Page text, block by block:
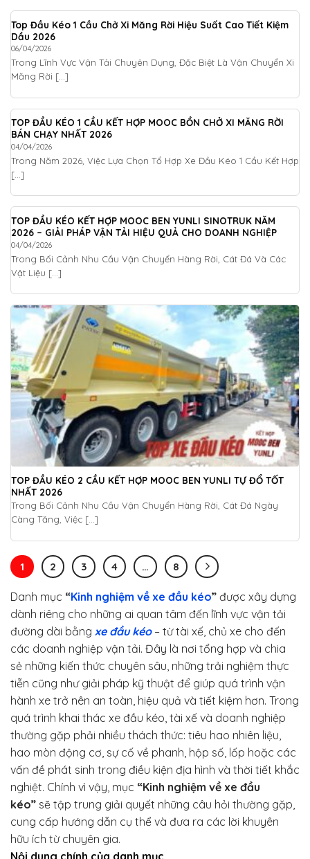
Top Đầu Kéo 1 Cầu Chở Xi Măng Rời Hiệu Suất Cao Tiết Kiệm
Dầu 2026
06/04/2026
Trong Lĩnh Vực Vận Tải Chuyên Dụng, Đặc Biệt Là Vận Chuyển Xi
Măng Rời [...]
TOP ĐẦU KÉO 1 CẦU KẾT HỢP MOOC BỒN CHỞ XI MĂNG RỜI
BÁN CHẠY NHẤT 2026
04/04/2026
Trong Năm 2026, Việc Lựa Chọn Tổ Hợp Xe Đầu Kéo 1 Cầu Kết Hợp
[...]
TOP ĐẦU KÉO KẾT HỢP MOOC BEN YUNLI SINOTRUK NĂM
2026 – GIẢI PHÁP VẬN TẢI HIỆU QUẢ CHO DOANH NGHIỆP
04/04/2026
Trong Bối Cảnh Nhu Cầu Vận Chuyển Hàng Rời, Cát Đá Và Các
Vật Liệu [...]
TOP ĐẦU KÉO 2 CẦU KẾT HỢP MOOC BEN YUNLI TỰ ĐỔ TỐT
NHẤT 2026
Trong Bối Cảnh Nhu Cầu Vận Chuyển Hàng Rời, Cát Đá Ngày
Càng Tăng, Việc [...]
1 2 3 4 … 8
Danh mục “Kinh nghiệm về xe đầu kéo” được xây dựng
dành riêng cho những ai quan tâm đến lĩnh vực vận tải
đường dài bằng xe đầu kéo– từ tài xế, chủ xe cho đến
các doanh nghiệp vận tải. Đây là nơi tổng hợp và chia
sẻ những kiến thức chuyên sâu, những trải nghiệm thực
tiễn cũng như giải pháp kỹ thuật để giúp quá trình vận
hành xe trở nên an toàn, hiệu quả và tiết kiệm hơn. Trong
quá trình khai thác xe đầu kéo, tài xế và doanh nghiệp
thường gặp phải nhiều thách thức: tiêu hao nhiên liệu,
hao mòn động cơ, sự cố về phanh, hộp số, lốp hoặc các
vấn đề phát sinh trong điều kiện địa hình và thời tiết khắc
nghiệt. Chính vì vậy, mục “Kinh nghiệm về xe đầu
kéo” sẽ tập trung giải quyết những câu hỏi thường gặp,
cung cấp hướng dẫn cụ thể và đưa ra các lời khuyên
hữu ích từ chuyên gia.